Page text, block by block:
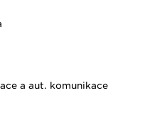
a aut. komunikace